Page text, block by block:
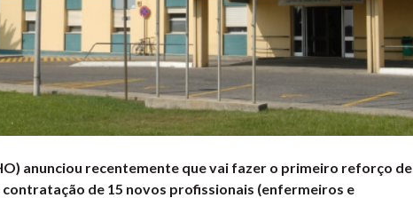
anunciou recentemente que vai fazer o primeiro reforço de
contratação de 15 novos profissionais (enfermeiros e